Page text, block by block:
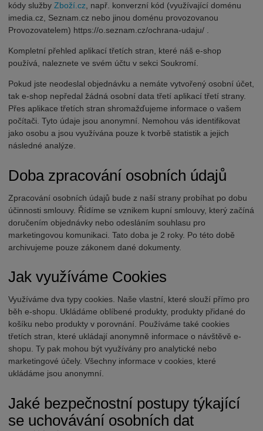
kódy službyZboží.cz , např. konverzní kód (využívající doménu
imedia.cz, Seznam.cz nebo jinou doménu provozovanou
Provozovatelem) https://o.seznam.cz/ochrana-udaju/ .
Kompletní přehled aplikací třetích stran, které náš e-shop
používá, naleznete ve svém účtu v sekci Soukromí.
Pokud jste neodeslal objednávku a nemáte vytvořený osobní účet,
tak e-shop nepředal žádná osobní data třetí aplikací třetí strany.
Přes aplikace třetích stran shromažďujeme informace o vašem
počítači. Tyto údaje jsou anonymní. Nemohou vás identifikovat
jako osobu a jsou využívána pouze k tvorbě statistik a jejich
následné analýze.
Doba zpracování osobních údajů
Zpracování osobních údajů bude z naší strany probíhat po dobu
účinnosti smlouvy. Řídíme se vznikem kupní smlouvy, který začíná
doručením objednávky nebo odesláním souhlasu pro
marketingovou komunikaci. Tato doba je 2 roky. Po této době
archivujeme pouze zákonem dané dokumenty.
Jak využíváme Cookies
Využíváme dva typy cookies. Naše vlastní, které slouží přímo pro
běh e-shopu. Ukládáme oblíbené produkty, produkty přidané do
košíku nebo produkty v porovnání. Používáme také cookies
třetích stran, které ukládají anonymně informace o návštěvě e-
shopu. Ty pak mohou být využívány pro analytické nebo
marketingové účely. Všechny informace v cookies, které
ukládáme jsou anonymní.
Jaké bezpečnostní postupy týkající
se uchovávání osobních dat